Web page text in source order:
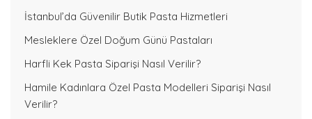
İstanbul’da Güvenilir Butik Pasta Hizmetleri
Mesleklere Özel Doğum Günü Pastaları
Harfli Kek Pasta Siparişi Nasıl Verilir?
Hamile Kadınlara Özel Pasta Modelleri Siparişi Nasıl
Verilir?